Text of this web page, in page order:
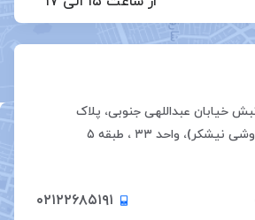
نبش خیابان عبداللهی جنوبی، پلاک
۰۲۱۲۲۶۸۵۱۹۱